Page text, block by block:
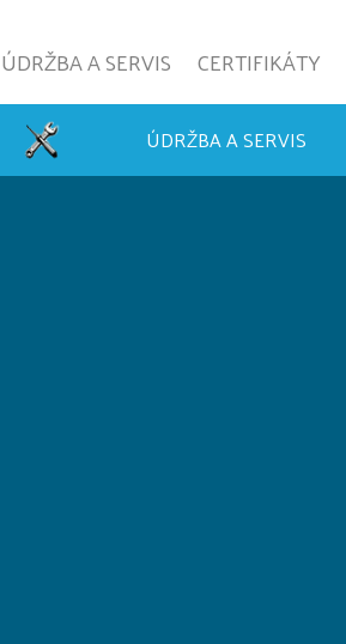
ÚDRŽBA A SERVIS CERTIFIKÁTY
ÚDRŽBA A SERVIS